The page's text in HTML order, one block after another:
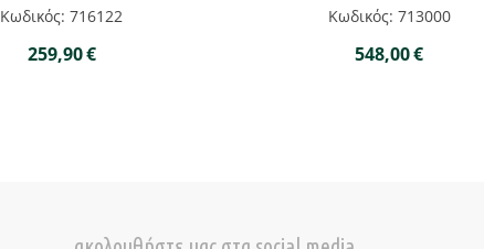
Κωδικός: 716122
259,90€
Κωδικός: 713000
548,00€